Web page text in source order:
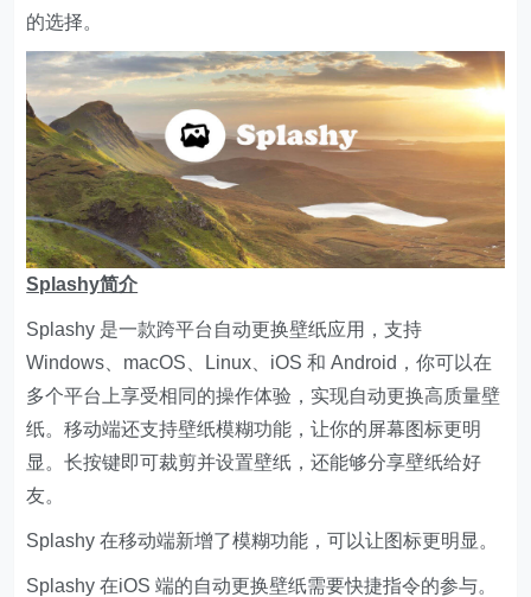
的选择。
Splashy简介
Splashy 是一款跨平台自动更换壁纸应用，支持
Windows、macOS、Linux、iOS 和 Android，你可以在
多个平台上享受相同的操作体验，实现自动更换高质量壁
纸。移动端还支持壁纸模糊功能，让你的屏幕图标更明
显。长按键即可裁剪并设置壁纸，还能够分享壁纸给好
友。
Splashy 在移动端新增了模糊功能，可以让图标更明显。
Splashy 在iOS 端的自动更换壁纸需要快捷指令的参与。